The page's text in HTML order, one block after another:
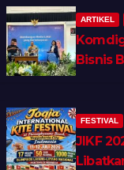
ARTIKEL
Bisnis
FESTIVAL
JIKF